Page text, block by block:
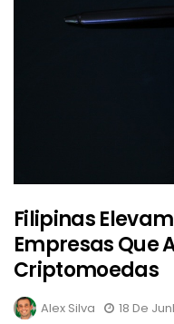
Filipinas
Empresas Que
Criptomoedas
Alex Silva 18 De